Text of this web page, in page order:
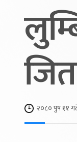
जित
२०८० पुष ११